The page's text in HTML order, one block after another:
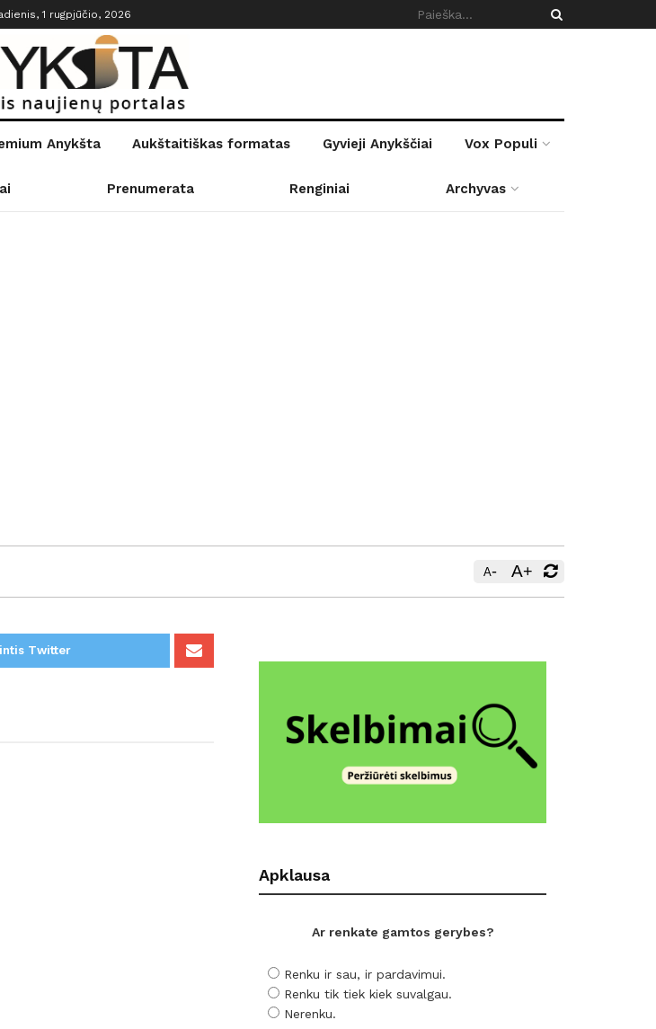
1 rugpjūčio, 2026
Anykšta Aukštaitiškas formatas Gyvieji Anykščiai Vox Populi
Prenumerata Renginiai Archyvas
A- A+
Twitter
Apklausa
Ar renkate gamtos gerybes?
Renku ir sau, ir pardavimui.
Renku tik tiek kiek suvalgau.
Nerenku.